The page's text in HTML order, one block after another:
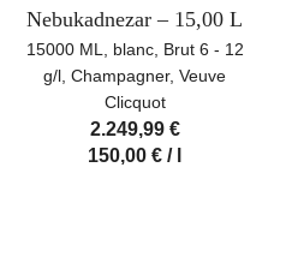
Nebukadnezar – 15,00 L
15000 ML blanc, Brut 6 - 12
g/l Champagner, Veuve
Clicquot
2.249,99 €
150,00 € /